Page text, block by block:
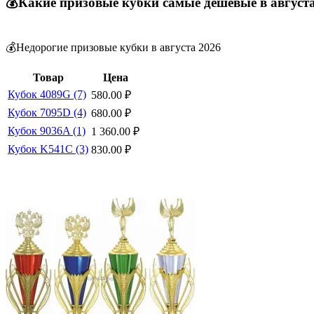
💰Недорогие призовые кубки в августа 2026
Товар
Цена
Кубок 4089G (7) 580.00 ₽
Кубок 7095D (4) 680.00 ₽
Кубок 9036A (1) 1 360.00 ₽
Кубок K541C (3) 830.00 ₽